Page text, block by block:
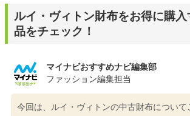
ルイ・ヴィトン財布をお得に購
品をチェック！
マイナビおすすめナビ編集部
ファッション編集担当
今回は、ルイ・ヴィトンの中古財布について